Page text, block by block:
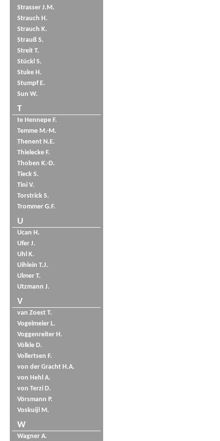
Strasser J.M.
Strauch H.
Strauch K.
Strauß S.
Streit T.
Stückl S.
Stuke H.
Stumpf E.
Sun W.
T
te Hennepe F.
Temme M.-M.
Thenent N.E.
Thielecke F.
Thoben K.-D.
Tieck S.
Tini V.
Torstrick S.
Trommer G.F.
U
Ucan H.
Ufer J.
Uhl K.
Uihlein T.J.
Ulmer T.
Utzmann J.
V
van Zoest T.
Vogelmeier L.
Voggenreiter H.
Völkle D.
Vollertsen F.
von der Gracht H.A.
von Hehl A.
von Terzi D.
Vörsmann P.
Voskuijl M.
W
Wagner A.